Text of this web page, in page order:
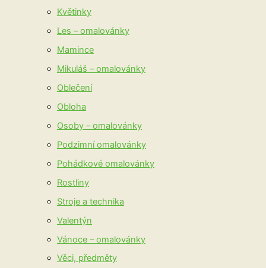
Květinky
Les – omalovánky
Mamince
Mikuláš – omalovánky
Oblečení
Obloha
Osoby – omalovánky
Podzimní omalovánky
Pohádkové omalovánky
Rostliny
Stroje a technika
Valentýn
Vánoce – omalovánky
Věci, předměty